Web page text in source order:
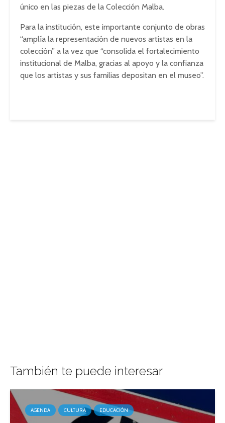
único en las piezas de la Colección Malba.
Para la institución, este importante conjunto de obras
“amplía la representación de nuevos artistas en la
colección” a la vez que “consolida el fortalecimiento
institucional de Malba, gracias al apoyo y la confianza
que los artistas y sus familias depositan en el museo”.
También te puede interesar
AGENDA CULTURA EDUCACIÓN